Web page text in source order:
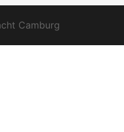
Camburg